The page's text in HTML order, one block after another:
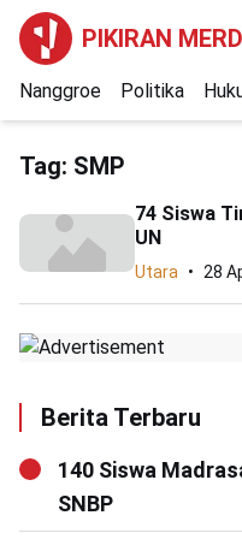
PIKIRAN
Nanggroe Politika
Tag: SMP
74 Siswa
UN
Utara 28
Berita Terbaru
140 Siswa
SNBP